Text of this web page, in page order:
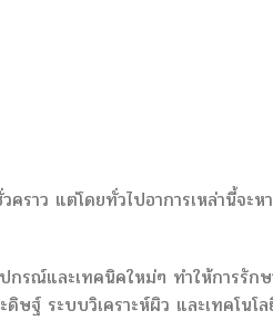
าว แต่โดยทั่วไปอาการเหล่านี้จะห
กรณ์และเทคนิคใหม่ๆ ทำให้การรัก
ฐ์ ระบบวิเคราะห์ผิว และเทคโนโ